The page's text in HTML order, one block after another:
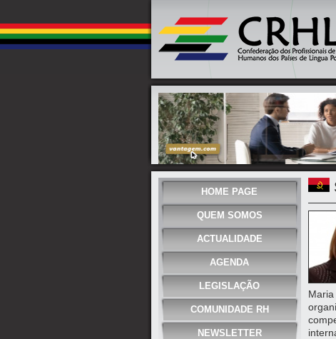
HOME PAGE
QUEM SOMOS
ACTUALIDADE
AGENDA
LEGISLAÇÃO
COMUNIDADE RH
NEWSLETTER